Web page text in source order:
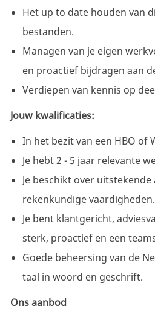
Het up to date houden van
bestanden.
Managen van je eigen
en proactief bijdragen aan
Verdiepen van kennis op
Jouw kwalificaties:
In het bezit van een HBO of
Je hebt 2 - 5 jaar relevante
Je beschikt over uitstekende
rekenkundige vaardigheden.
Je bent klantgericht,
sterk, proactief en een
Goede beheersing van de
taal in woord en geschrift.
Ons aanbod